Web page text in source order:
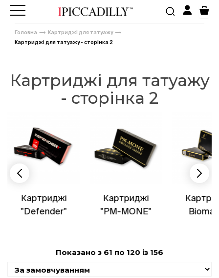
Головна
Картриджі для татуажу
Картриджі для татуажу - сторінка 2
Картриджі для татуажу
- сторінка 2
Картриджі
"Defender"
Картриджі
"PM-MONE"
Показано з 61 по 120 із 156